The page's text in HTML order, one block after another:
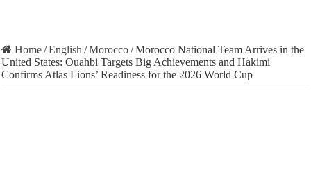
Home/English /Morocco/Morocco National Team Arrives in the
United States: Ouahbi Targets Big Achievements and Hakimi
Confirms Atlas Lions’ Readiness for the 2026 World Cup